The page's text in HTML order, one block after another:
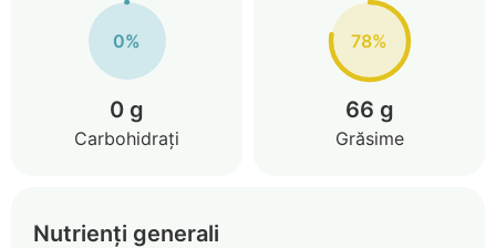
0%
0 g
Carbohidrați
78%
66 g
Grăsime
Nutrienți generali